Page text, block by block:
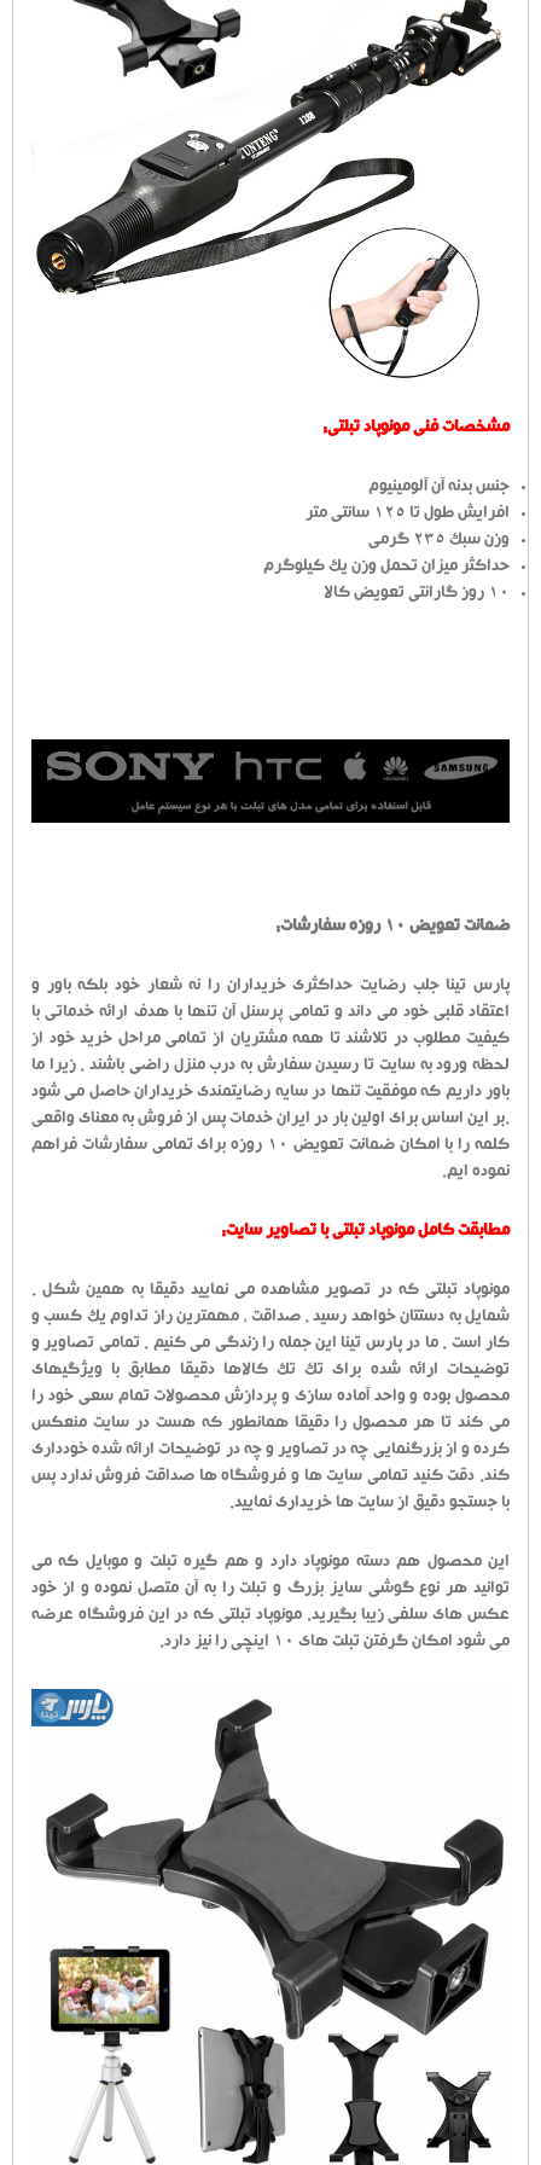
مشخصات فنی مونوپاد تبلتی:
جنس بدنه آن آلومینیوم
افرایش طول تا 125 سانتی متر
وزن سبک 235 گرمی
حداکثر میزان تحمل وزن یک کیلوگرم
10 روز گارانتی تعویض کالا
ضمانت تعویض 10 روزه سفارشات:
پارس تینا جلب رضایت حداکثری خریداران را نه شعار خود بلکه باور و
اعتقاد قلبی خود می داند و تمامی پرسنل آن تنها با هدف ارائه خدماتی با
کیفیت مطلوب در تلاشند تا همه مشتریان از تمامی مراحل خرید خود از
لحظه ورود به سایت تا رسیدن سفارش به درب منزل راضی باشند . زیرا ما
باور داریم که موفقیت تنها در سایه رضایتمندی خریداران حاصل می شود
.بر این اساس برای اولین بار در ایران خدمات پس از فروش به معنای واقعی
کلمه را با امکان ضمانت تعویض 10 روزه برای تمامی سفارشات فراهم
نموده ایم.
مطابقت کامل مونوپاد تبلتی با تصاویر سایت:
مونوپاد تبلتی که در تصویر مشاهده می نمایید دقیقا به همین شکل .
شمایل به دستتان خواهد رسید . صداقت ، مهمترین راز تداوم یک کسب و
کار است . ما در پارس تینا این جمله را زندگی می کنیم . تمامی تصاویر و
توضیحات ارائه شده برای تک تک کالاها دقیقا مطابق با ویژگیهای
محصول بوده و واحد آماده سازی و پردازش محصولات تمام سعی خود را
می کند تا هر محصول را دقیقا همانطور که هست در سایت منعکس
کرده و از بزرگنمایی چه در تصاویر و چه در توضیحات ارائه شده خودداری
کند. دقت کنید تمامی سایت ها و فروشگاه ها صداقت فروش ندارد پس
با جستجو دقیق از سایت ها خریداری نمایید.
این محصول هم دسته مونوپاد دارد و هم گیره تبلت و موبایل که می
توانید هر نوع گوشی سایز بزرگ و تبلت را به آن متصل نموده و از خود
عکس های سلفی زیبا بگیرید. مونوپاد تبلتی که در این فروشگاه عرضه
می شود امکان گرفتن تبلت های 10 اینچی را نیز دارد.